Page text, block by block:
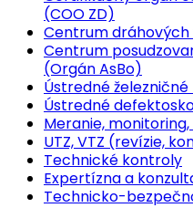
(COO ZD)
Centrum dráhových
Centrum
(Orgán AsBo)
Ústredné
Ústredné
Meranie,
UTZ, VTZ (revízie,
Technické kontroly
Expertízna a
Technicko-